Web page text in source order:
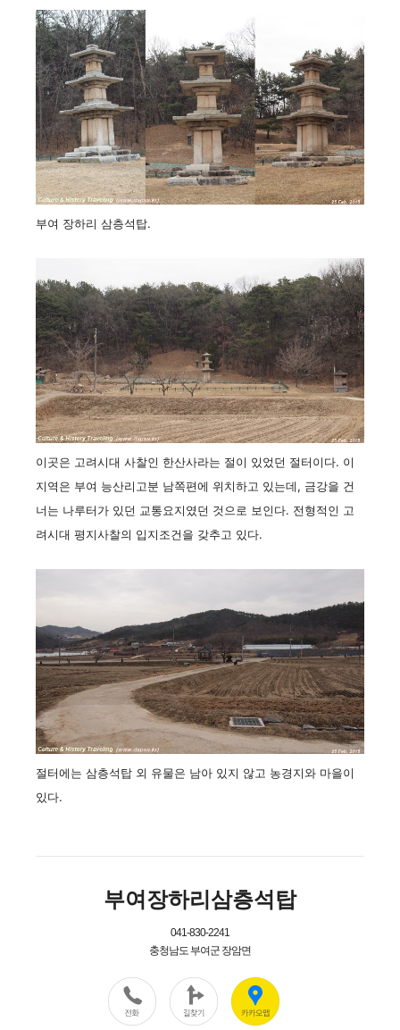
부여 장하리 삼층석탑.
이곳은 고려시대 사찰인 한산사라는 절이 있었던 절터이다. 이
지역은 부여 능산리고분 남쪽편에 위치하고 있는데, 금강을 건
너는 나루터가 있던 교통요지였던 것으로 보인다. 전형적인 고
려시대 평지사찰의 입지조건을 갖추고 있다.
절터에는 삼층석탑 외 유물은 남아 있지 않고 농경지와 마을이
있다.